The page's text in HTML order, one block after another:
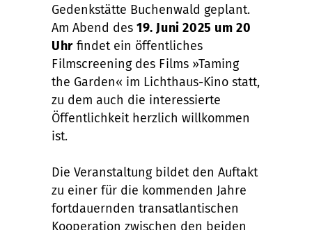
Gedenkstätte Buchenwald geplant.
Am Abend des 19. Juni 2025 um 20
Uhrfindet ein öffentliches
Filmscreening des Films »Taming
the Garden« im Lichthaus-Kino statt,
zu dem auch die interessierte
Öffentlichkeit herzlich willkommen
ist.
Die Veranstaltung bildet den Auftakt
zu einer für die kommenden Jahre
fortdauernden transatlantischen
Kooperation zwischen den beiden